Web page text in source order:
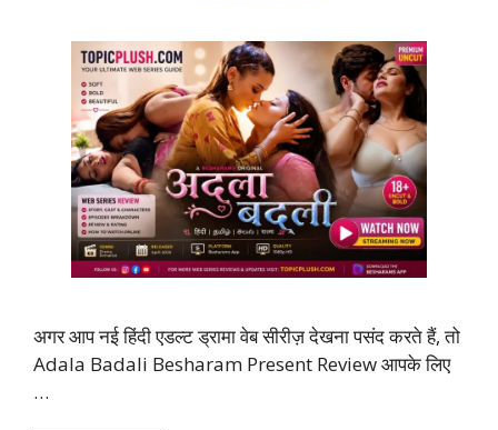
अगर आप नई हिंदी एडल्ट ड्रामा वेब सीरीज़ देखना पसंद करते हैं, तो
Adala Badali Besharam Present Review आपके लिए
…